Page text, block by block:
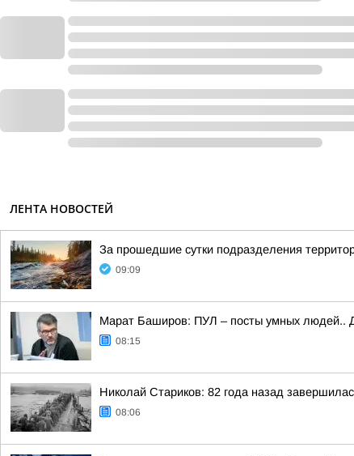
ЛЕНТА НОВОСТЕЙ
За прошедшие сутки подразделения
09:09
Марат Баширов: ПУЛ – посты умных людей..
08:15
Николай Стариков: 82 года назад
08:06